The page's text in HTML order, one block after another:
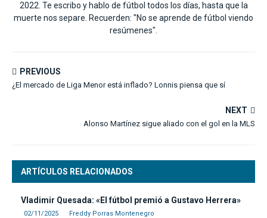
2022. Te escribo y hablo de fútbol todos los días, hasta que la
muerte nos separe. Recuerden: "No se aprende de fútbol viendo
resúmenes".
PREVIOUS
¿El mercado de Liga Menor está inflado? Lonnis piensa que sí
NEXT
Alonso Martínez sigue aliado con el gol en la MLS
ARTÍCULOS RELACIONADOS
Vladimir Quesada: «El fútbol premió a Gustavo Herrera»
02/11/2025 Freddy Porras Montenegro